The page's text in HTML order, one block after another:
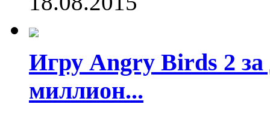
Игру Angry Birds 2 за
миллион...